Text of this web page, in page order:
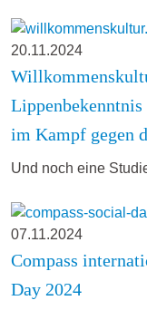
20.11.2024
im Kampf gegen
Und noch eine
07.11.2024
Compass
Day 2024